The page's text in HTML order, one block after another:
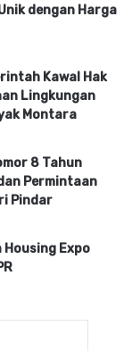
dengan Harga
Kawal Hak
Lingkungan
Montara
8 Tahun
Permintaan
Pindar
Housing Expo